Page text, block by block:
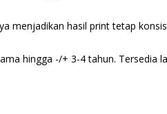
menjadikan hasil print tetap
hingga -/+ 3-4 tahun. Tersedia